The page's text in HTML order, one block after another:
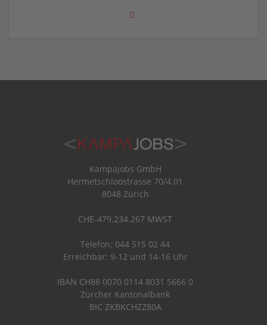
Kampajobs GmbH
Hermetschloostrasse 70/4.01
8048 Zürich
CHE-479.234.267 MWST
Telefon: 044 515 02 44
Erreichbar: 9-12 und 14-16 Uhr
IBAN CH88 0070 0114 8031 5666 0
Zürcher Kantonalbank
BIC ZKBKCHZZ80A